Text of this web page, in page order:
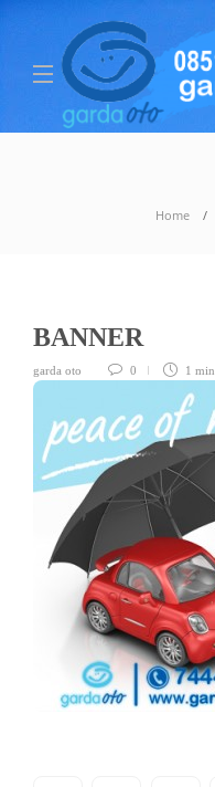
Home
BANNER
garda oto 0 1 min